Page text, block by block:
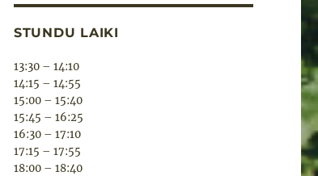
STUNDU LAIKI
13:30 – 14:10
14:15 – 14:55
15:00 – 15:40
15:45 – 16:25
16:30 – 17:10
17:15 – 17:55
18:00 – 18:40